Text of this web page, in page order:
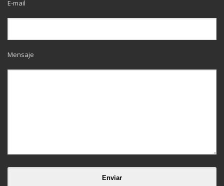
E-mail
Mensaje